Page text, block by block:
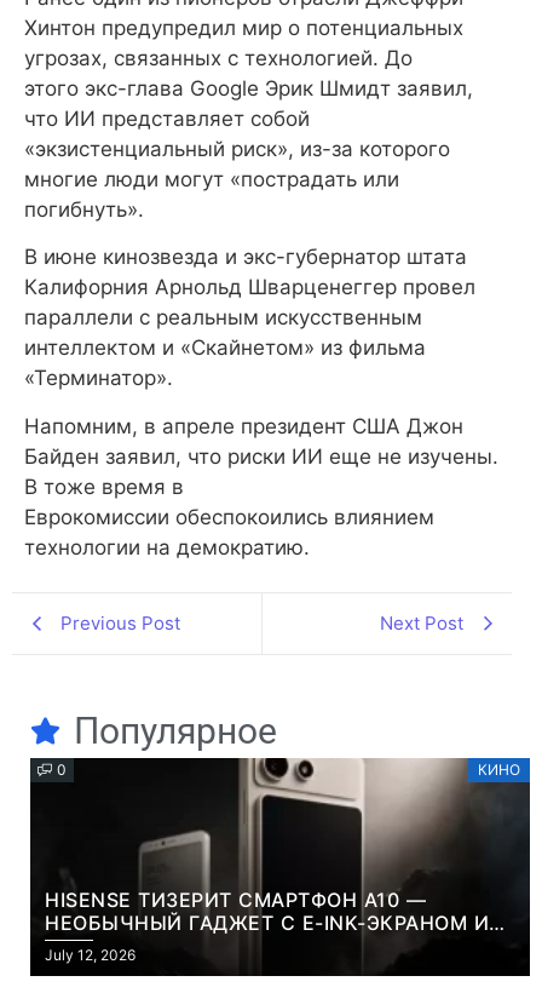
Хинтон предупредил мир о потенциальных
угрозах, связанных с технологией. До
этого экс-глава Google Эрик Шмидт заявил,
что ИИ представляет собой
«экзистенциальный риск», из-за которого
многие люди могут «пострадать или
погибнуть».
В июне кинозвезда и экс-губернатор штата
Калифорния Арнольд Шварценеггер провел
параллели с реальным искусственным
интеллектом и «Скайнетом» из фильма
«Терминатор».
Напомним, в апреле президент США Джон
Байден заявил, что риски ИИ еще не изучены.
В тоже время в
Еврокомиссии обеспокоились влиянием
технологии на демократию.
Previous Post Next Post
Популярное
0 КИНО
HISENSE ТИЗЕРИТ СМАРТФОН A10 —
НЕОБЫЧНЫЙ ГАДЖЕТ С E-INK-ЭКРАНОМ И
СЪЕМНОЙ LCD-ПАНЕЛЬЮ ДЛЯ ЦВЕТНОГО
КОНТЕНТА И СОЦСЕТЕЙ
July 12, 2026